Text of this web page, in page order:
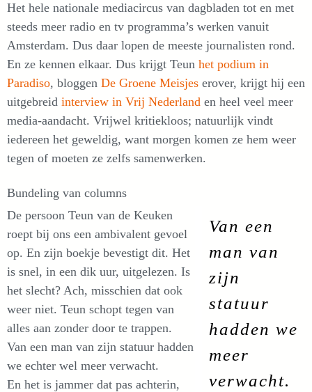
Het hele nationale mediacircus van dagbladen tot en met
steeds meer radio en tv programma’s werken vanuit
Amsterdam. Dus daar lopen de meeste journalisten rond.
En ze kennen elkaar. Dus krijgt Teun het podium in
Paradiso, bloggen De Groene Meisjes erover, krijgt hij een
uitgebreid interview in Vrij Nederland en heel veel meer
media-aandacht. Vrijwel kritiekloos; natuurlijk vindt
iedereen het geweldig, want morgen komen ze hem weer
tegen of moeten ze zelfs samenwerken.
Bundeling van columns
Van een
man van
zijn
statuur
hadden we
meer
verwacht.
De persoon Teun van de Keuken
roept bij ons een ambivalent gevoel
op. En zijn boekje bevestigt dit. Het
is snel, in een dik uur, uitgelezen. Is
het slecht? Ach, misschien dat ook
weer niet. Teun schopt tegen van
alles aan zonder door te trappen.
Van een man van zijn statuur hadden
we echter wel meer verwacht.
En het is jammer dat pas achterin,